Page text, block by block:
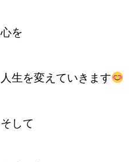
心を
人生を変えていきます
そして